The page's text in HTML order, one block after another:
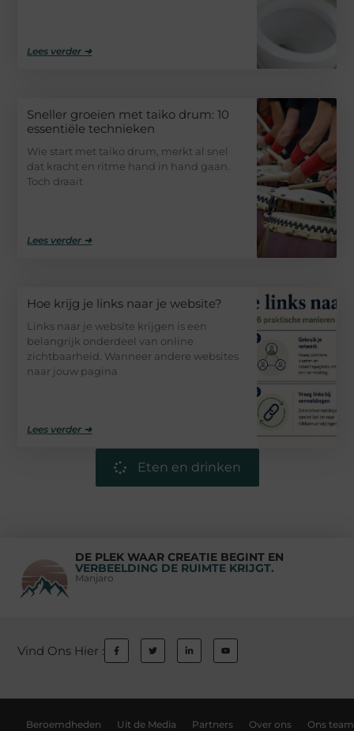
Lees verder ➜
Sneller groeien met taiko drum: 10
essentiële technieken
Wie start met taiko drum, merkt al snel
dat kracht en ritme hand in hand gaan.
Toch draait
Lees verder ➜
Hoe krijg je links naar je website?
Links naar je website krijgen is een
belangrijk onderdeel van online
zichtbaarheid. Wanneer andere websites
naar jouw pagina
Lees verder ➜
Eten en drinken
DE PLEK WAAR CREATIE BEGINT EN
VERBEELDING DE RUIMTE KRIJGT.
Manjaro
Vind Ons Hier :
Beroemdheden Uit de Media Partners Over ons Ons team